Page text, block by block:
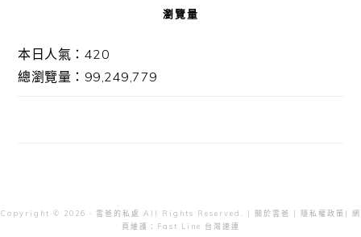
瀏覽量
本日人氣：420
總瀏覽量：99,249,779
Copyright © 2026 · 雲爸的私處 All Rights Reserved. | 關於雲爸 | 隱私權政策 | 網
頁維護：
Fast Line 台灣速連